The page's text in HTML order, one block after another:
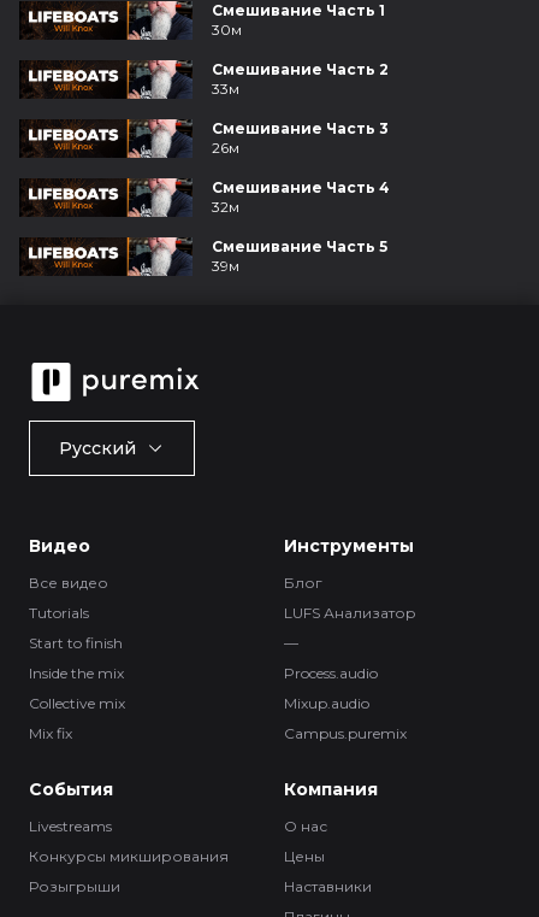
Смешивание Часть 1
30м
Смешивание Часть 2
33м
Смешивание Часть 3
26м
Смешивание Часть 4
32м
Смешивание Часть 5
39м
Русский
Видео
Все видео
Tutorials
Start to finish
Inside the mix
Collective mix
Mix fix
Инструменты
Блог
LUFS Анализатор
—
Process.audio
Mixup.audio
Campus.puremix
События
Livestreams
Конкурсы микширования
Розыгрыши
Компания
О нас
Цены
Наставники